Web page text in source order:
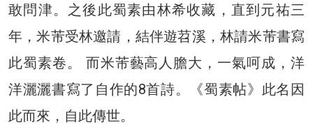
敢問津。之後此蜀素由林希收藏，直到元祐三
年，米芾受林邀請，結伴遊苕溪，林請米芾書寫
此蜀素卷。 而米芾藝高人膽大，一氣呵成，洋
洋灑灑書寫了自作的8首詩。《蜀素帖》此名因
此而來，自此傳世。